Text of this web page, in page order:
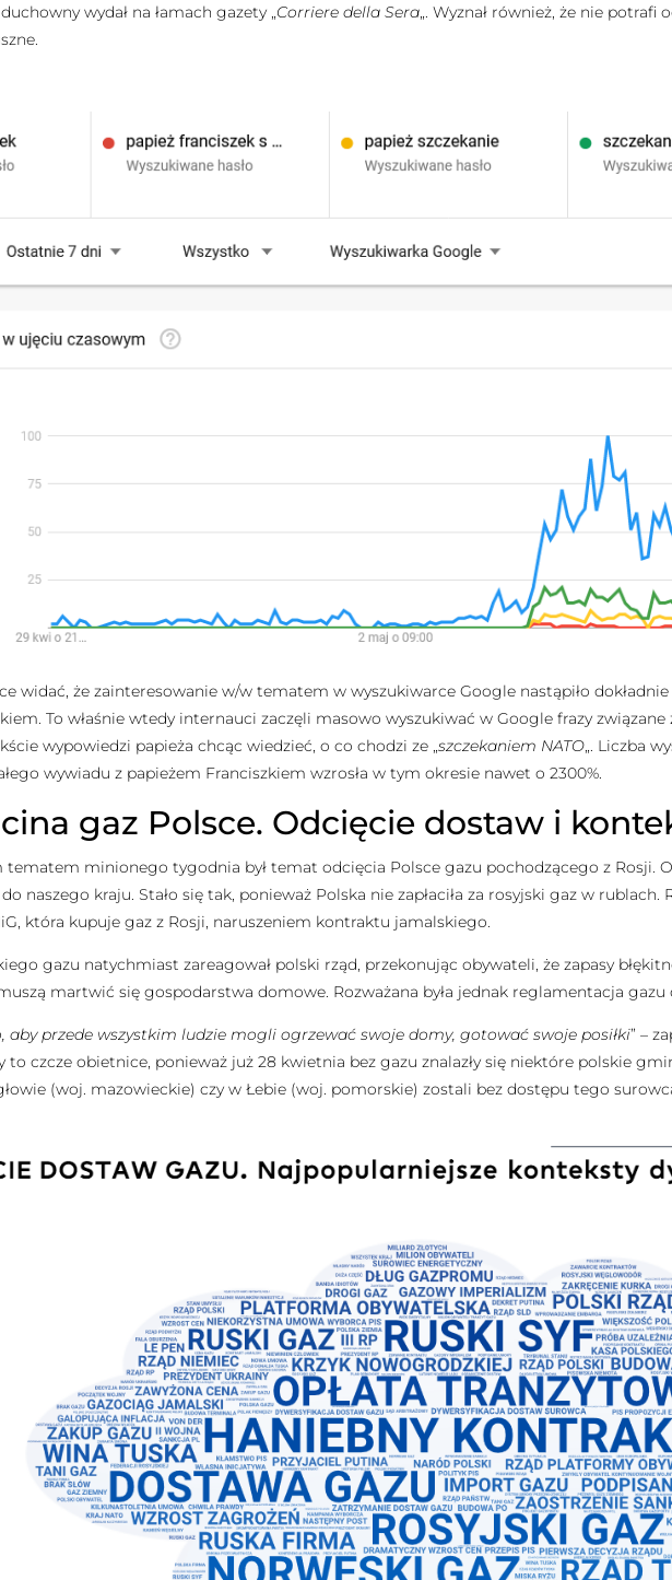
wydał na łamach gazety „Corriere della Sera„. Wyznał również, że nie
widać, że zainteresowanie w/w tematem w wyszukiwarce Google nastąpiło
To właśnie wtedy internauci zaczęli masowo wyszukiwać w Google frazy
wypowiedzi papieża chcąc wiedzieć, o co chodzi ze „szczekaniem NATO„. Liczba
wywiadu z papieżem Franciszkiem wzrosła w tym okresie nawet o 2300%.
gaz Polsce. Odcięcie dostaw i
minionego tygodnia był temat odcięcia Polsce gazu pochodzącego z Rosji.
naszego kraju. Stało się tak, ponieważ Polska nie zapłaciła za rosyjski gaz w
która kupuje gaz z Rosji, naruszeniem kontraktu jamalskiego.
gazu natychmiast zareagował polski rząd, przekonując obywateli, że zapasy
martwić się gospodarstwa domowe. Rozważana była jednak reglamentacja gazu
aby przede wszystkim ludzie mogli ogrzewać swoje domy, gotować swoje posiłki” –
to czcze obietnice, ponieważ już 28 kwietnia bez gazu znalazły się niektóre polskie
(woj. mazowieckie) czy w Łebie (woj. pomorskie) zostali bez dostępu tego